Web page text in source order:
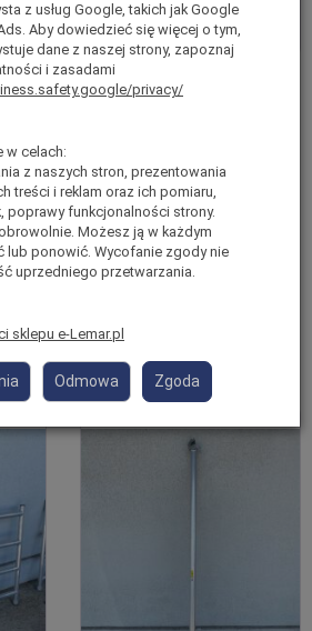
RA
*
Wyprzedaż, Rama krótka
1120S 350.04
Ostatnie sztuki
Waga: 2 kg
brutto:499,00 zł
(netto:405,69 zł
z usług Google, takich jak Google
Aby dowiedzieć się więcej o tym,
dane z naszej strony, zapoznaj
i zasadami
privacy/
w celach:
z naszych stron, prezentowania
treści i reklam oraz ich pomiaru,
poprawy funkcjonalności strony.
Możesz ją w każdym
lub ponowić. Wycofanie zgody nie
uprzedniego przetwarzania.
sklepu e-Lemar.pl
Odmowa Zgoda